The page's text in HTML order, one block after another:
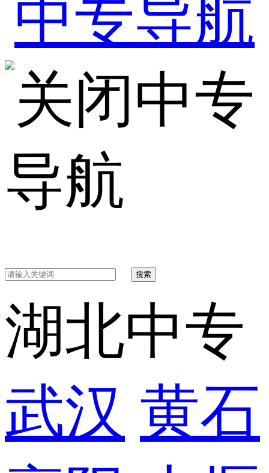
中专
导航
搜索
湖北中专
武汉 黄石